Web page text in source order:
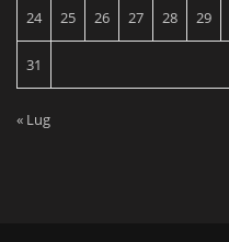
24 25 26 27 28 29
31
« Lug